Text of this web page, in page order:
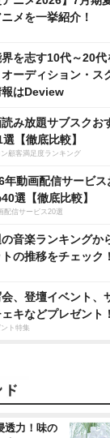
メを一挙紹介！
を志す10代～20代
ーディション・ス
報はDeview
み放題サブスクお
【徹底比較】
ン顧客満足度ランキング
年動画配信サービス
選【徹底比較】
配信サービス20選
音楽ランキングか
の推移をチェック！
、登壇イベント、
キなどプレゼント！
ト特集
透力！味の